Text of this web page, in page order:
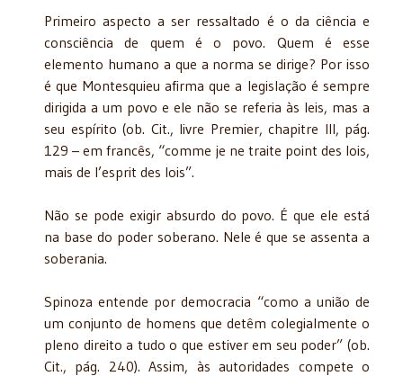
Primeiro aspecto a ser ressaltado é o da ciência e
consciência de quem é o povo. Quem é esse
elemento humano a que a norma se dirige? Por isso
é que Montesquieu afirma que a legislação é sempre
dirigida a um povo e ele não se referia às leis, mas a
seu espírito (ob. Cit., livre Premier, chapitre III, pág.
129 – em francês, “comme je ne traite point des lois,
mais de l’esprit des lois”.
Não se pode exigir absurdo do povo. É que ele está
na base do poder soberano. Nele é que se assenta a
soberania.
Spinoza entende por democracia “como a união de
um conjunto de homens que detêm colegialmente o
pleno direito a tudo o que estiver em seu poder” (ob.
Cit., pág. 240). Assim, às autoridades compete o